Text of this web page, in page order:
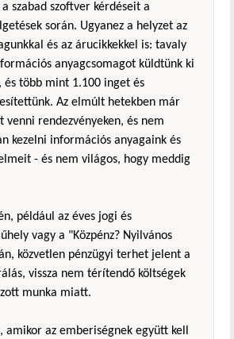
szabad szoftver kérdéseit a
során. Ugyanez a helyzet az
és az árucikkekkel is: tavaly
anyagcsomagot küldtünk ki
és több mint 1.100 inget és
Az elmúlt hetekben már
venni rendezvényeken, és nem
kezelni információs anyagaink és
- és nem világos, hogy meddig
például az éves jogi és
vagy a "Közpénz? Nyilvános
közvetlen pénzügyi terhet jelent a
vissza nem térítendő költségek
munka miatt.
amikor az emberiségnek együtt kell